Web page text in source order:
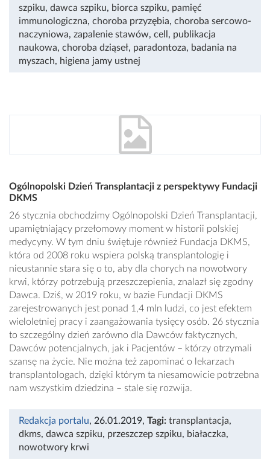
szpiku, dawca szpiku, biorca szpiku, pamięć
immunologiczna, choroba przyzębia, choroba sercowo-
naczyniowa, zapalenie stawów, cell, publikacja
naukowa, choroba dziąseł, paradontoza, badania na
myszach, higiena jamy ustnej
Ogólnopolski Dzień Transplantacji z perspektywy Fundacji
DKMS
26 stycznia obchodzimy Ogólnopolski Dzień Transplantacji,
upamiętniający przełomowy moment w historii polskiej
medycyny. W tym dniu świętuje również Fundacja DKMS,
która od 2008 roku wspiera polską transplantologię i
nieustannie stara się o to, aby dla chorych na nowotwory
krwi, którzy potrzebują przeszczepienia, znalazł się zgodny
Dawca. Dziś, w 2019 roku, w bazie Fundacji DKMS
zarejestrowanych jest ponad 1,4 mln ludzi, co jest efektem
wieloletniej pracy i zaangażowania tysięcy osób. 26 stycznia
to szczególny dzień zarówno dla Dawców faktycznych,
Dawców potencjalnych, jak i Pacjentów – którzy otrzymali
szansę na życie. Nie można też zapominać o lekarzach
transplantologach, dzięki którym ta niesamowicie potrzebna
nam wszystkim dziedzina – stale się rozwija.
Redakcja portalu, 26.01.2019, Tagi: transplantacja,
dkms, dawca szpiku, przeszczep szpiku, białaczka,
nowotwory krwi